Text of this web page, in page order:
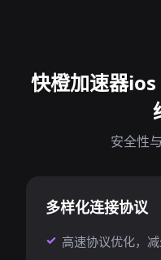
快橙加速器
安全性
多样化连接协议
高速协议优化，